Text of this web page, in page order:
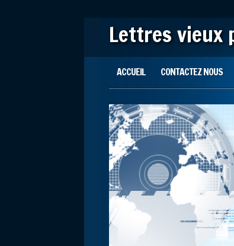
Lettres vieux
Main menu
ACCUEIL CONTACTEZ NOUS